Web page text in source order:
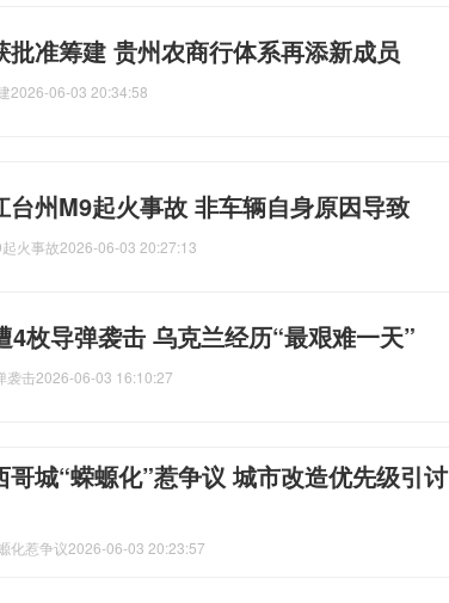
批准筹建 贵州农商行体系再添新成员
2026-06-03 20:34:58
台州M9起火事故 非车辆自身原因导致
火事故2026-06-03 20:27:13
4枚导弹袭击 乌克兰经历“最艰难一天”
袭击2026-06-03 16:10:27
哥城“蝾螈化”惹争议 城市改造优先级引讨
化惹争议2026-06-03 20:23:57